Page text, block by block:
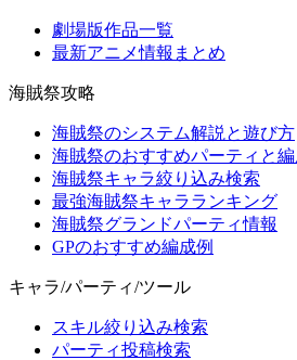
劇場版作品一覧
最新アニメ情報まとめ
海賊祭攻略
海賊祭のシステム解説と遊び方
海賊祭のおすすめパーティと
海賊祭キャラ絞り込み検索
最強海賊祭キャラランキング
海賊祭グランドパーティ情報
GPのおすすめ編成例
キャラ/パーティ/ツール
スキル絞り込み検索
パーティ投稿検索